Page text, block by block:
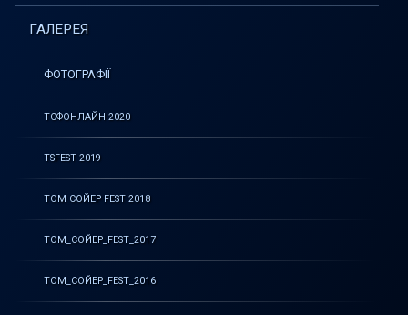
ГАЛЕРЕЯ
ФОТОГРАФІЇ
ТСФОНЛАЙН 2020
TSFEST 2019
ТОМ СОЙЕР FEST 2018
ТОМ_СОЙЕР_FEST_2017
ТОМ_СОЙЕР_FEST_2016